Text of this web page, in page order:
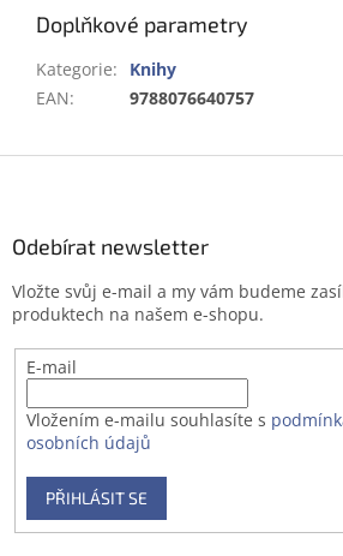
Doplňkové parametry
Kategorie:
Knihy
EAN: 9788076640757
Odebírat newsletter
Vložte svůj e-mail a my vám budeme
produktech na našem e-shopu.
E-mail
Vložením e-mailu souhlasíte s
osobních údajů
PŘIHLÁSIT SE